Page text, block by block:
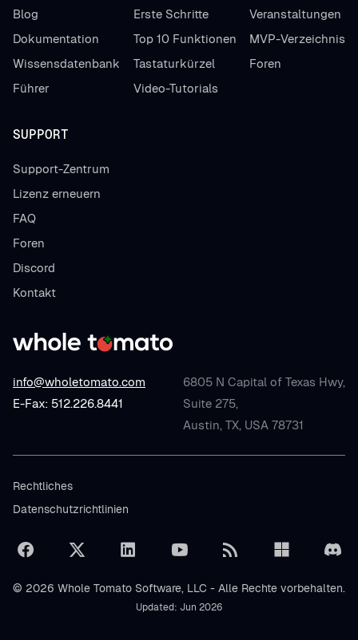
info@wholetomato.com
E-Fax: 512.226.8441
6805 N Capital of Texas Hwy,
Suite 275,
Austin, TX, USA 78731
Blog
Dokumentation
Wissensdatenbank
Führer
Erste Schritte
Top 10 Funktionen
Tastaturkürzel
Video-Tutorials
Veranstaltungen
MVP-Verzeichnis
Foren
SUPPORT
Support-Zentrum
Lizenz erneuern
FAQ
Foren
Discord
Kontakt
Rechtliches
Datenschutzrichtlinien
© 2026 Whole Tomato Software, LLC - Alle Rechte vorbehalten.
Updated: Jun 2026